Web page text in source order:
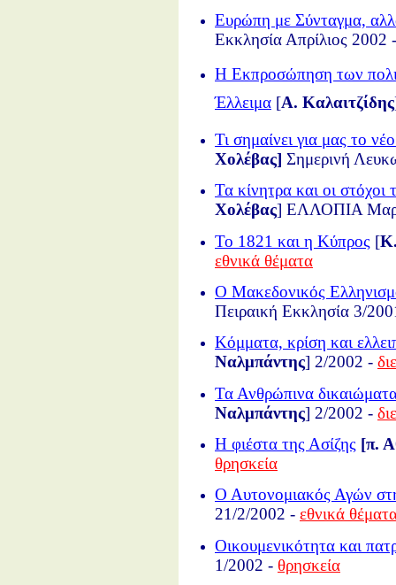
Ευρώπη με Σύνταγμα,
Εκκλησία Απρίλιος 2002
Η Εκπροσώπηση των
Έλλειμα [Α. Καλαιτζίδης
Τι σημαίνει για μας το
Χολέβας] Σημερινή
Τα κίνητρα και οι
Χολέβας] ΕΛΛΟΠΙΑ
Το 1821 και η Κύπρος [
εθνικά θέματα
Ο Μακεδονικός
Πειραική Εκκλησία 3/
Κόμματα, κρίση και
Ναλμπάντης] 2/2002 -
Τα Ανθρώπινα
Ναλμπάντης] 2/2002 -
Η φιέστα της Ασίζης [π.
θρησκεία
Ο Αυτονομιακός Αγών
21/2/2002 - εθνικά
Οικουμενικότητα και
1/2002 - θρησκεία